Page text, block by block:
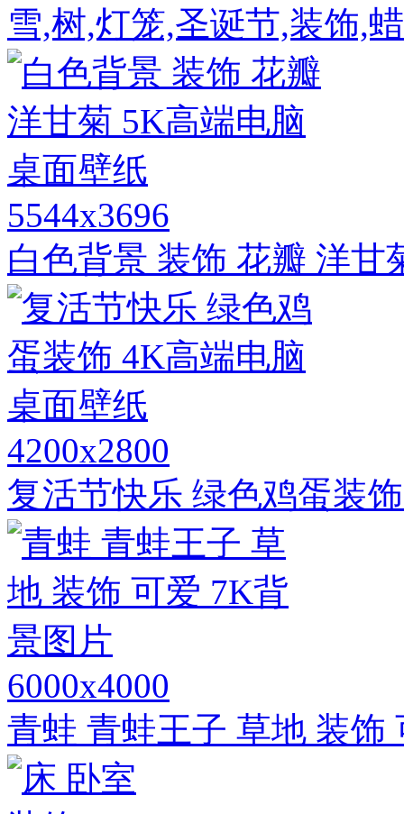
雪,树,灯笼,圣诞节,装饰,
5544x3696
白色背景 装饰 花瓣 洋
4200x2800
复活节快乐 绿色鸡蛋装
6000x4000
青蛙 青蛙王子 草地 装饰